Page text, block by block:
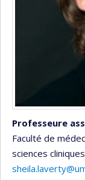
Professeure
Faculté de
sciences cliniques